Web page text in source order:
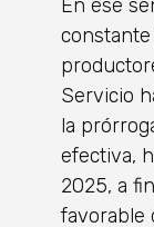
En ese
Servicio
la
efectiva,
2025, a
favorable